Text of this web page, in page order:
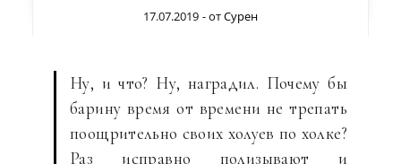
17.07.2019 - отСурен
Ну, и что? Ну, наградил. Почему бы
барину время от времени не трепать
поощрительно своих холуев по холке?
Раз исправно полизывают и